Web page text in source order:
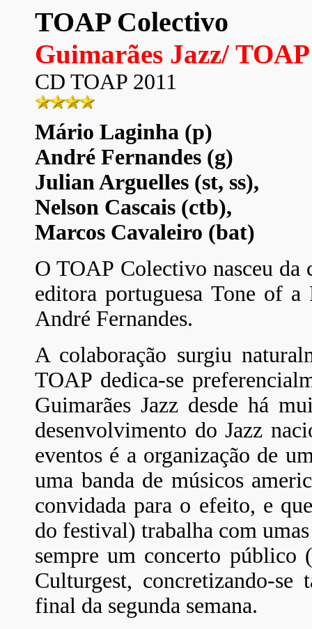
TOAP Colectivo
Guimarães Jazz/
CD TOAP 2011
Mário Laginha (p)
André Fernandes (g)
Julian Arguelles (st, ss),
Nelson Cascais (ctb),
Marcos Cavaleiro (bat)
O TOAP Colectivo nasceu da
editora portuguesa Tone of
André Fernandes.
A colaboração surgiu
TOAP dedica-se
Guimarães Jazz desde há
desenvolvimento do Jazz
eventos é a organização de
uma banda de músicos
convidada para o efeito, e
do festival) trabalha com
sempre um concerto público
Culturgest, concretizando-
final da segunda semana.